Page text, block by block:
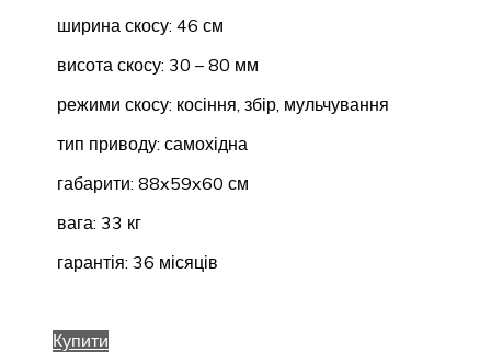
ширина скосу: 46 см
висота скосу: 30 – 80 мм
режими скосу: косіння, збір, мульчування
тип приводу: самохідна
габарити: 88x59x60 см
вага: 33 кг
гарантія: 36 місяців
Купити